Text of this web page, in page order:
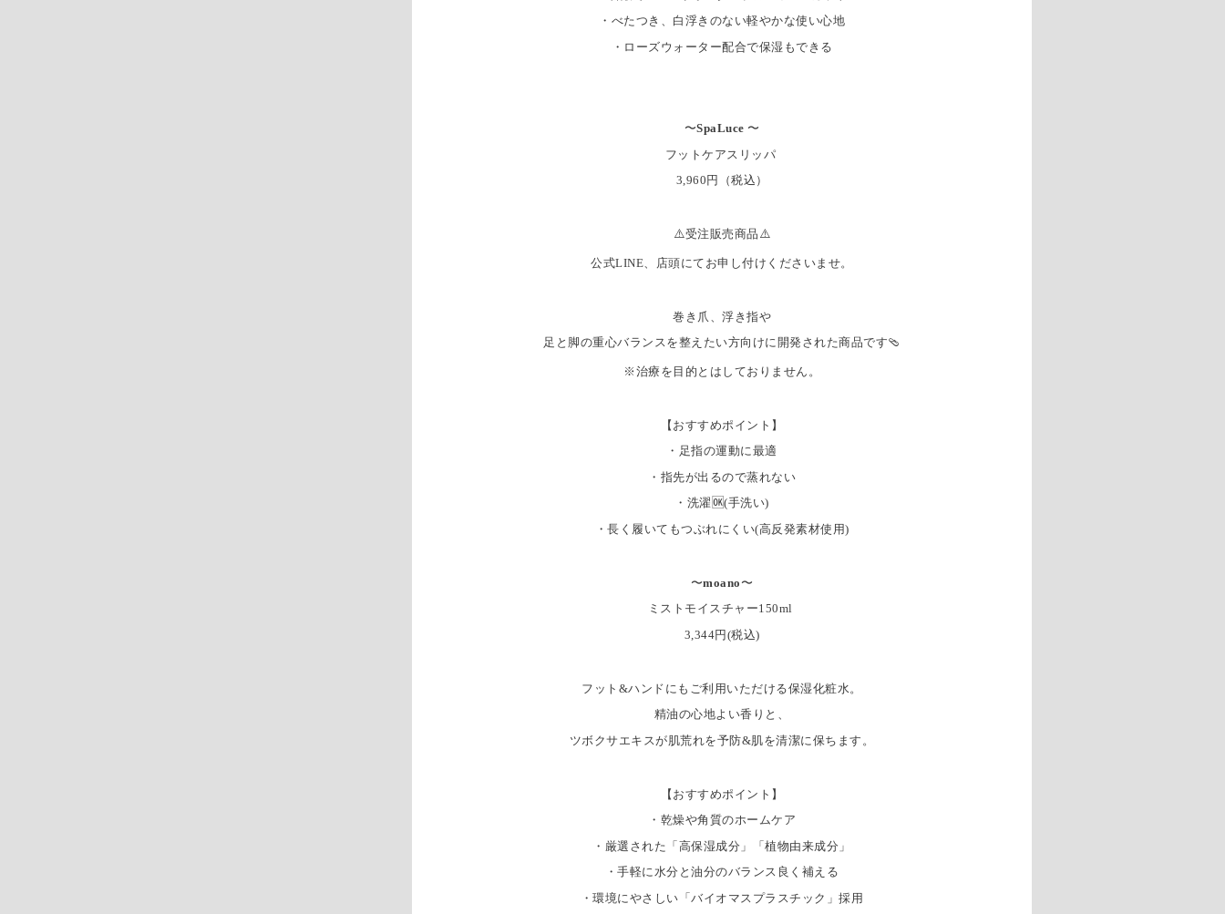
・べたつき、白浮きのない軽やかな使い心地
・ローズウォーター配合で保湿もできる
〜SpaLuce 〜
フットケアスリッパ
3,960円（税込）
⚠️受注販売商品⚠️
公式LINE、店頭にてお申し付けくださいませ。
巻き爪、浮き指や
足と脚の重心バランスを整えたい方向けに開発された商品です🩴
※治療を目的とはしておりません。
【おすすめポイント】
・足指の運動に最適
・指先が出るので蒸れない
・洗濯🆗(手洗い)
・長く履いてもつぶれにくい(高反発素材使用)
〜moano 〜
ミストモイスチャー150ml
3,344円(税込)
フット&ハンドにもご利用いただける保湿化粧水。
精油の心地よい香りと、
ツボクサエキスが肌荒れを予防&肌を清潔に保ちます。
【おすすめポイント】
・乾燥や角質のホームケア
・厳選された「高保湿成分」「植物由来成分」
・手軽に水分と油分のバランス良く補える
・環境にやさしい「バイオマスプラスチック」採用